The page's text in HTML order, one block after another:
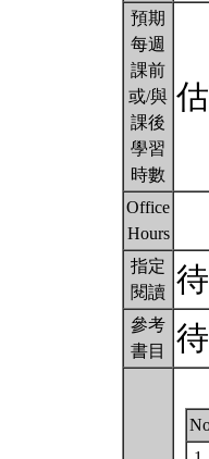
預期
每週
課前
或/與
課後
學習
時數
Office
Hours
指定
閱讀
參考
書目